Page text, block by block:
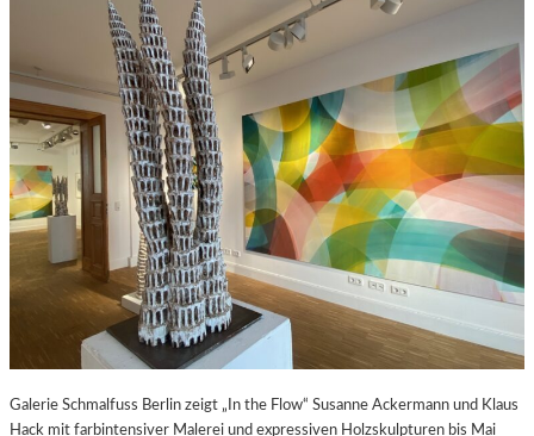
Galerie Schmalfuss Berlin zeigt „In the Flow“ Susanne Ackermann und Klaus
Hack mit farbintensiver Malerei und expressiven Holzskulpturen bis Mai